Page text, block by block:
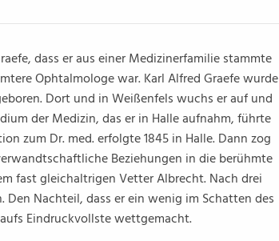
dass er aus einer Medizinerfamilie stammte
Ophtalmologe war. Karl Alfred Graefe wurde
Dort und in Weißenfels wuchs er auf und
der Medizin, das er in Halle aufnahm, führte
zum Dr. med. erfolgte 1845 in Halle. Dann zog
Beziehungen in die berühmte
fast gleichaltrigen Vetter Albrecht. Nach drei
Nachteil, dass er ein wenig im Schatten des
Eindruckvollste wettgemacht.